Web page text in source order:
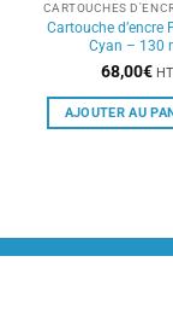
CARTOUCHES
Cartouche d’encre
Cyan – 130
68,00€ HT
AJOUTER AU